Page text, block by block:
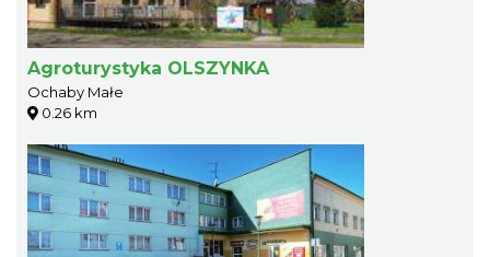
Agroturystyka OLSZYNKA
Ochaby Małe
0.26 km